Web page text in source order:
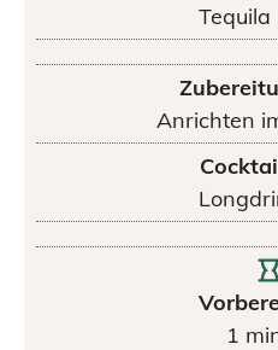
Tequila
Anrichten
1